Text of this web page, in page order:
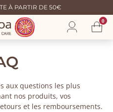
aux questions les plus
nos produits, vos
et les remboursements.
À PARTIR DE 50€
0